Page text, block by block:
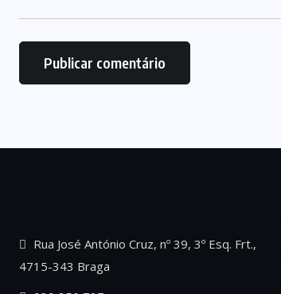
Rua José António Cruz, nº 39, 3º Esq. Frt.,
4715-343 Braga